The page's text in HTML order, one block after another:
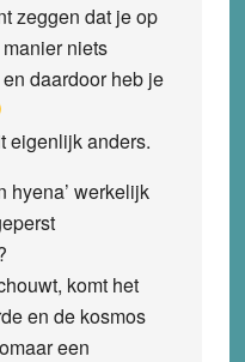
zeggen dat je op
niets
daardoor heb je
eigenlijk anders.
hyena’ werkelijk
komt het
en de kosmos
een